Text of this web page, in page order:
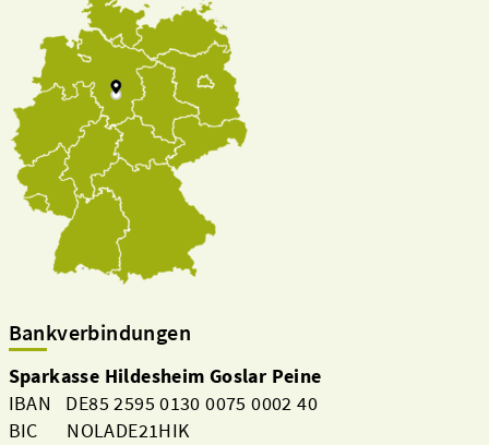
Bankverbindungen
Sparkasse Hildesheim Goslar Peine
IBAN DE85 2595 0130 0075 0002 40
BIC NOLADE21HIK